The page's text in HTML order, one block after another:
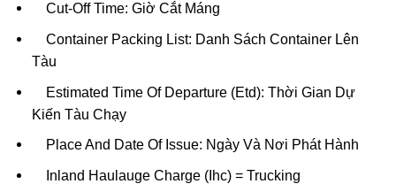
Cut-Off Time: Giờ Cắt Máng
Container Packing List: Danh Sách Container Lên
Tàu
Estimated Time Of Departure (Etd): Thời Gian Dự
Kiến Tàu Chạy
Place And Date Of Issue: Ngày Và Nơi Phát Hành
Inland Haulauge Charge (Ihc) = Trucking